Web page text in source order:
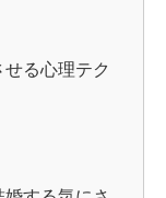
る心理テク